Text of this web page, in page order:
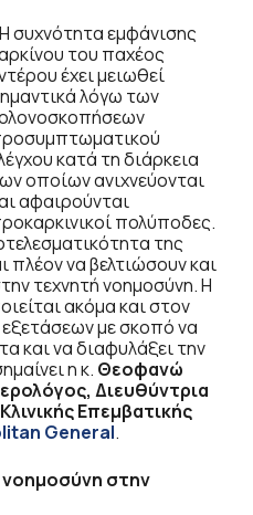
συχνότητα εμφάνισης
του παχέος
έχει μειωθεί
λόγω των
κατά τη διάρκεια
οποίων ανιχνεύονται
αφαιρούνται
πολύποδες.
της
να βελτιώσουν και
τεχνητή νοημοσύνη. Η
ακόμα και στον
με σκοπό να
και να διαφυλάξει την
η κ. Θεοφανώ
Διευθύντρια
Επεμβατικής
General.
νοημοσύνη στην